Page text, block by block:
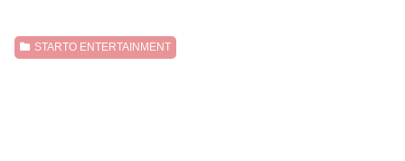
STARTO ENTERTAINMENT